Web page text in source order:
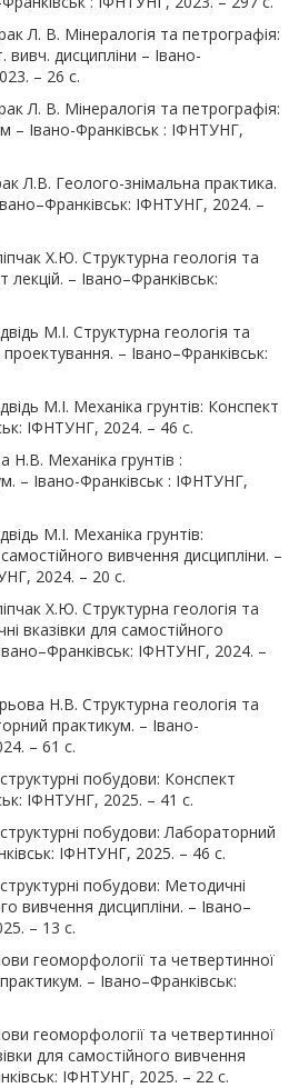
Л. В. Мінералогія та петрографія:
дисципліни – Івано-
– 26 с.
Л. В. Мінералогія та петрографія:
– Івано-Франківськ : ІФНТУНГ,
Л.В. Геолого-знімальна практика.
ІФНТУНГ, 2024. –
Х.Ю. Структурна геологія та
– Івано–Франківськ:
М.І. Структурна геологія та
– Івано–Франківськ:
М.І. Механіка грунтів: Конспект
ІФНТУНГ, 2024. – 46 с.
Н.В. Механіка грунтів :
– Івано-Франківськ : ІФНТУНГ,
М.І. Механіка грунтів:
вивчення дисципліни. –
2024. – 20 с.
Х.Ю. Структурна геологія та
вказівки для самостійного
ІФНТУНГ, 2024. –
Н.В. Структурна геологія та
практикум. – Івано-
– 61 с.
побудови: Конспект
ІФНТУНГ, 2025. – 41 с.
побудови: Лабораторний
ІФНТУНГ, 2025. – 46 с.
побудови: Методичні
вивчення дисципліни. – Івано–
– 13 с.
геоморфології та четвертинної
– Івано–Франківськ:
геоморфології та четвертинної
для самостійного вивчення
ІФНТУНГ, 2025. – 22 с.